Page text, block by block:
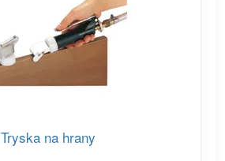
Tryska na hrany